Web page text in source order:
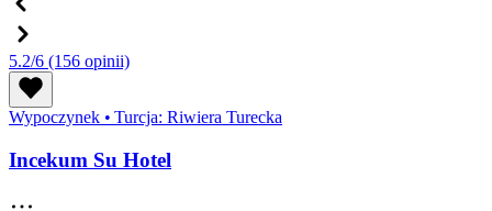
5.2/6 (156 opinii)
Wypoczynek • Turcja: Riwiera Turecka
Incekum Su Hotel